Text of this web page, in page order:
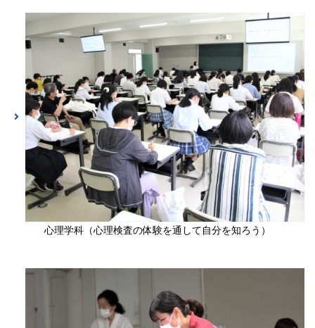
心理学科（心理検査の体験を通して自分を知ろう）